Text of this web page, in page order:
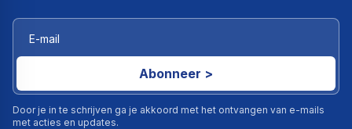
Abonneer >
Door je in te schrijven ga je akkoord met het ontvangen van e-mails
met acties en updates.